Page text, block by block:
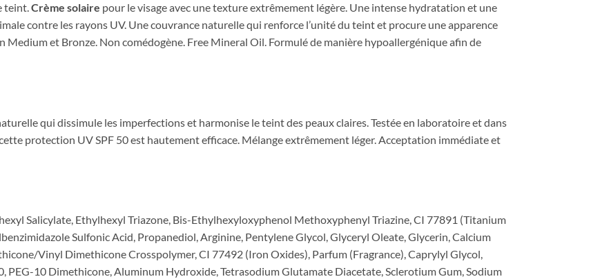
teint.Crème solaire pour levisageavec unetextureextrêmement légère. Une intense hydratation et une
contre les rayons UV. Unecouvrance naturellequi renforce l’unitédu teintet procure uneapparence
Mediumet Bronze. Non comédogène. Free Mineral Oil. Formuléde manière hypoallergéniqueafin de
qui dissimule les imperfectionset harmonise leteintdes peauxclaires. Testéeen laboratoireetdans
protection UV SPF 50est hautementefficace. Mélangeextrêmement léger. Acceptation immédiateet
Salicylate, Ethylhexyl Triazone, Bis-Ethylhexyloxyphenol Methoxyphenyl Triazine, CI 77891 (Titanium
Sulfonic Acid, Propanediol, Arginine, Pentylene Glycol, Glyceryl Oleate, Glycerin, Calcium
Vinyl Dimethicone Crosspolymer, CI 77492 (Iron Oxides), Parfum (Fragrance), Caprylyl Glycol,
PEG-10 Dimethicone, Aluminum Hydroxide, Tetrasodium Glutamate Diacetate, Sclerotium Gum, Sodium